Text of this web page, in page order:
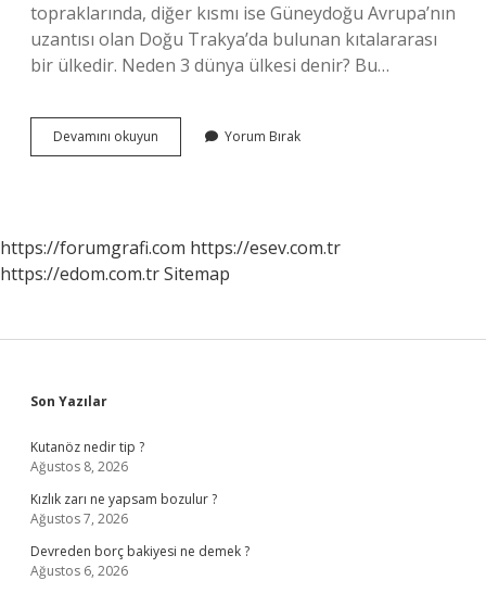
topraklarında, diğer kısmı ise Güneydoğu Avrupa’nın
uzantısı olan Doğu Trakya’da bulunan kıtalararası
bir ülkedir. Neden 3 dünya ülkesi denir? Bu…
Devamını okuyun
Ülkeler
Yorum Bırak
https://forumgrafi.com https://esev.com.tr
https://edom.com.trSitemap
Sidebar
Son Yazılar
Kutanöz nedir tip ?
Ağustos 8, 2026
Kızlık zarı ne yapsam bozulur ?
Ağustos 7, 2026
Devreden borç bakiyesi ne demek ?
Ağustos 6, 2026